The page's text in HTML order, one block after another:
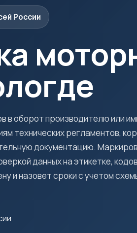
России
в оборот производителю или
технических регламентов,
документацию.
данных на этикетке,
и назовет сроки с учетом